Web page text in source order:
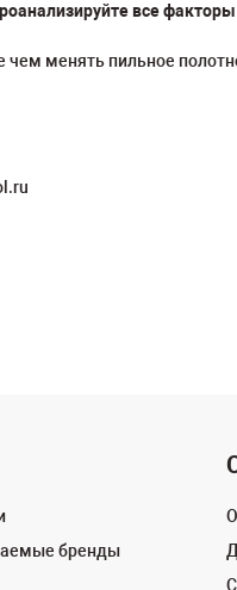
все
чем менять пильное
бренды